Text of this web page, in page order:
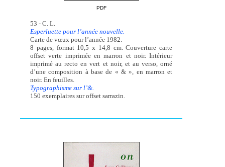
PDF
53 - C. L.
Esperluette pour l’année nouvelle.
Carte de vœux pour l’année 1982.
8 pages, format 10,5 x 14,8 cm. Couverture carte
offset verte imprimée en marron et noir. Intérieur
imprimé au recto en vert et noir, et au verso, orné
d’une composition à base de « & », en marron et
noir. En feuilles.
Typographisme sur l’&.
150 exemplaires sur offset sarrazin.